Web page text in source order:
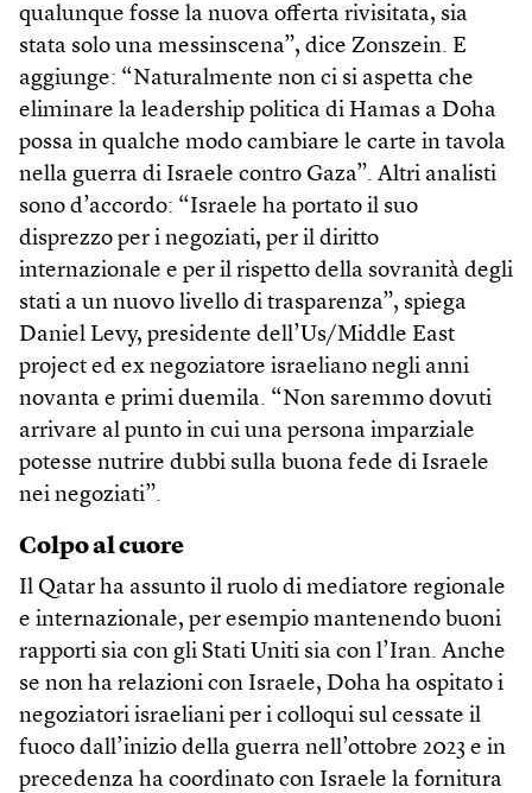
qualunque fosse la nuova offerta rivisitata, sia
stata solo una messinscena”, dice Zonszein. E
aggiunge: “Naturalmente non ci si aspetta che
eliminare la leadership politica di Hamas a Doha
possa in qualche modo cambiare le carte in tavola
nella guerra di Israele contro Gaza”. Altri analisti
sono d’accordo: “Israele ha portato il suo
disprezzo per i negoziati, per il diritto
internazionale e per il rispetto della sovranità degli
stati a un nuovo livello di trasparenza”, spiega
Daniel Levy, presidente dell’Us/Middle East
project ed ex negoziatore israeliano negli anni
novanta e primi duemila. “Non saremmo dovuti
arrivare al punto in cui una persona imparziale
potesse nutrire dubbi sulla buona fede di Israele
nei negoziati”.
Colpo al cuore
Il Qatar ha assunto il ruolo di mediatore regionale
e internazionale, per esempio mantenendo buoni
rapporti sia con gli Stati Uniti sia con l’Iran. Anche
se non ha relazioni con Israele, Doha ha ospitato i
negoziatori israeliani per i colloqui sul cessate il
fuoco dall’inizio della guerra nell’ottobre 2023 e in
precedenza ha coordinato con Israele la fornitura